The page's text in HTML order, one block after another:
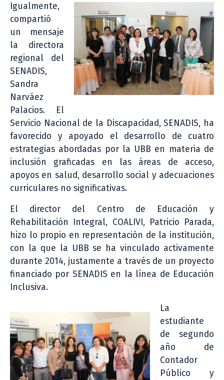
Igualmente,
compartió
un mensaje
la directora
regional del
SENADIS,
Sandra
Narváez
Palacios. El
Servicio Nacional de la Discapacidad, SENADIS, ha
favorecido y apoyado el desarrollo de cuatro
estrategias abordadas por la UBB en materia de
inclusión graficadas en las áreas de acceso,
apoyos en salud, desarrollo social y adecuaciones
curriculares no significativas.
El director del Centro de Educación y
Rehabilitación Integral, COALIVI, Patricio Parada,
hizo lo propio en representación de la institución,
con la que la UBB se ha vinculado activamente
durante 2014, justamente a través de un proyecto
financiado por SENADIS en la línea de Educación
Inclusiva.
La
estudiante
de segundo
año de
Contador
Público y